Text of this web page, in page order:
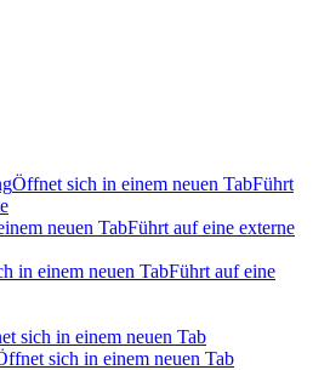
Öffnet sich in einem neuen TabFührt
neuen TabFührt auf eine externe
in einem neuen TabFührt auf eine
sich in einem neuen Tab
sich in einem neuen Tab